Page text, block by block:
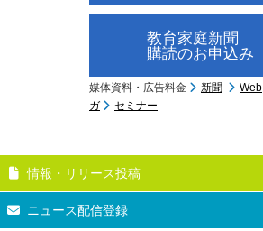
教育家庭新聞
購読のお申込み
媒体資料・広告料金 新聞 Web
ガ
セミナー
情報・リリース投稿
ニュース配信登録